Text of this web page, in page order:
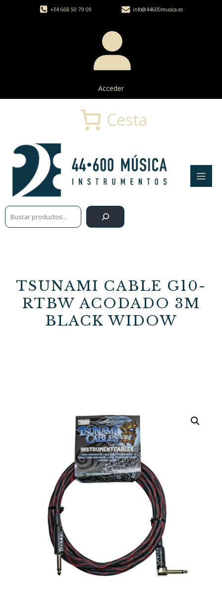
+34 668 50 79 09 info@44600musica.es
Acceder
Buscar
Cesta
TSUNAMI CABLE G10-
RTBW ACODADO 3M
BLACK WIDOW